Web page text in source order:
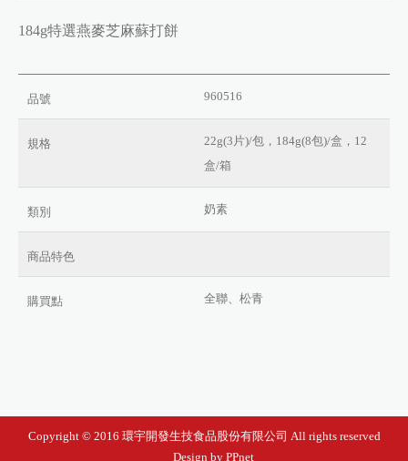
184g特選燕麥芝麻蘇打餅
品號 960516
規格
22g(3片)/包，184g(8包)/盒，12
盒/箱
類別 奶素
商品特色
購買點 全聯、松青
Copyright © 2016 環宇開發生技食品股份有限公司 All rights reserved
Design by PPnet